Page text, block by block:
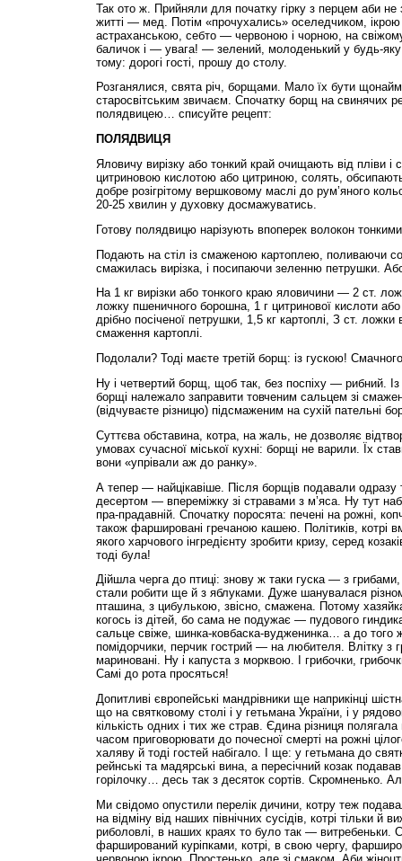
Так ото ж. Прийняли для початку гірку з перцем аби
житті — мед. Потім «прочухались» оселедчиком, ікрою
астраханською, себто — червоною і чорною, на
баличок і — увага! — зелений, молоденький у будь-
тому: дорогі гості, прошу до столу.
Розганялися, свята річ, борщами. Мало їх бути
старосвітським звичаєм. Спочатку борщ на свинячих
полядвицею… списуйте рецепт:
ПОЛЯДВИЦЯ
Яловичу вирізку або тонкий край очищають від пліви і
цитриновою кислотою або цитриною, солять,
добре розігрітому вершковому маслі до рум’яного
20-25 хвилин у духовку досмажуватись.
Готову полядвицю нарізують впоперек волокон
Подають на стіл із смаженою картоплею, поливаючи
смажилась вирізка, і посипаючи зеленню петрушки.
На 1 кг вирізки або тонкого краю яловичини — 2 ст.
ложку пшеничного борошна, 1 г цитринової кислоти
дрібно посіченої петрушки, 1,5 кг картоплі, З ст.
смаження картоплі.
Подолали? Тоді маєте третій борщ: із гускою!
Ну і четвертий борщ, щоб так, без поспіху — рибний.
борщі належало заправити товченим сальцем зі
(відчуваєте різницю) підсмаженим на сухій пательні
Суттєва обставина, котра, на жаль, не дозволяє
умовах сучасної міської кухні: борщі не варили. Їх
вони «упрівали аж до ранку».
А тепер — найцікавіше. Після борщів подавали
десертом — впереміжку зі стравами з м’яса. Ну тут
пра-прадавній. Спочатку поросята: печені на рожні,
також фаршировані гречаною кашею. Політиків, котрі
якого харчового інгредієнту зробити кризу, серед
тоді була!
Дійшла черга до птиці: знову ж таки гуска — з
стали робити ще й з яблуками. Дуже шанувалася
пташина, з цибулькою, звісно, смажена. Потому
когось із дітей, бо сама не подужає — пудового
сальце свіже, шинка-ковбаска-вудженинка… а до того
помідорчики, перчик гострий — на любителя. Влітку з
мариновані. Ну і капуста з морквою. І грибочки,
Самі до рота просяться!
Допитливі європейські мандрівники ще наприкінці
що на святковому столі і у гетьмана України, і у
кількість одних і тих же страв. Єдина різниця
часом приговорювати до почесної смерті на рожні
халяву й тоді гостей набігало. І ще: у гетьмана до
рейнські та мадярські вина, а пересічний козак
горілочку… десь так з десяток сортів. Скромненько.
Ми свідомо опустили перелік дичини, котру теж
на відміну від наших північних сусідів, котрі тільки й
риболовлі, в наших краях то було так — витребеньки.
фарширований куріпками, котрі, в свою чергу,